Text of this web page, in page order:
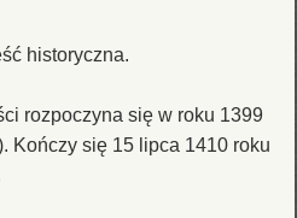
historyczna.
rozpoczyna się w roku 1399
Kończy się 15 lipca 1410 roku